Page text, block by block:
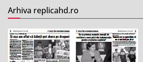
Arhiva replicahd.ro